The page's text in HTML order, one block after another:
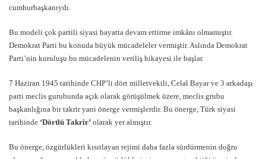
cumhurbaşkanıydı.
Bu modeli çok partili siyasi hayatta devam ettirme imkânı olmamıştır.
Demokrat Parti bu konuda büyük mücadeleler vermiştir. Aslında Demokrat
Parti’nin kuruluşu bu mücadelenin veriliş hikayesi ile başlar.
7 Haziran 1945 tarihinde CHP’li dört milletvekili, Celal Bayar ve 3 arkadaşı
parti meclis gurubunda açık olarak görüşülmek üzere, meclis grubu
başkanlığına bir takrir yani önerge vermişlerdir. Bu önerge, Türk siyasi
tarihinde ‘Dörtlü Takrir’ olarak yer almıştır.
Bu önerge, özgürlükleri kısıtlayan rejimi daha fazla sürdürmenin doğru